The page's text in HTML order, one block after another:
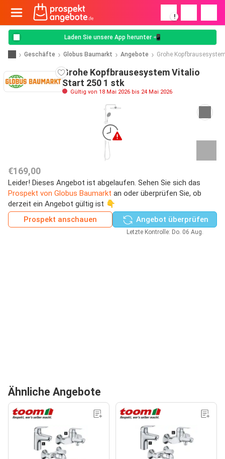
!
Laden Sie unsere App herunter 📲
Geschäfte Globus Baumarkt Angebote Grohe
Grohe Kopfbrausesystem Vitalio
Start 250 1 stk
Gültig von 18 Mai 2026 bis 24 Mai 2026
€169,00
Leider! Dieses Angebot ist abgelaufen. Sehen Sie sich das
Prospekt von Globus Baumarkt an oder überprüfen Sie, ob
derzeit ein Angebot gültig ist 👇
Prospekt anschauen
Angebot überprüfen
Letzte Kontrolle: Do. 06 Aug.
Ähnliche Angebote